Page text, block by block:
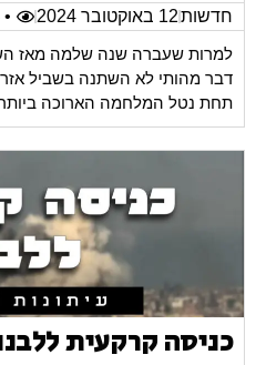
חדשות12 באוקטובר 2024
• 4,094
דבר מהותי לא השתנה בשביל
תחת נטל המלחמה הארוכה ביותר
כניסה קרקעית